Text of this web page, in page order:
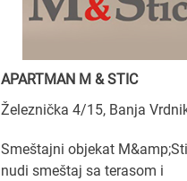
APARTMAN M & STIC
Železnička 4/15, Banja
Smeštajni objekat
nudi smeštaj sa terasom i